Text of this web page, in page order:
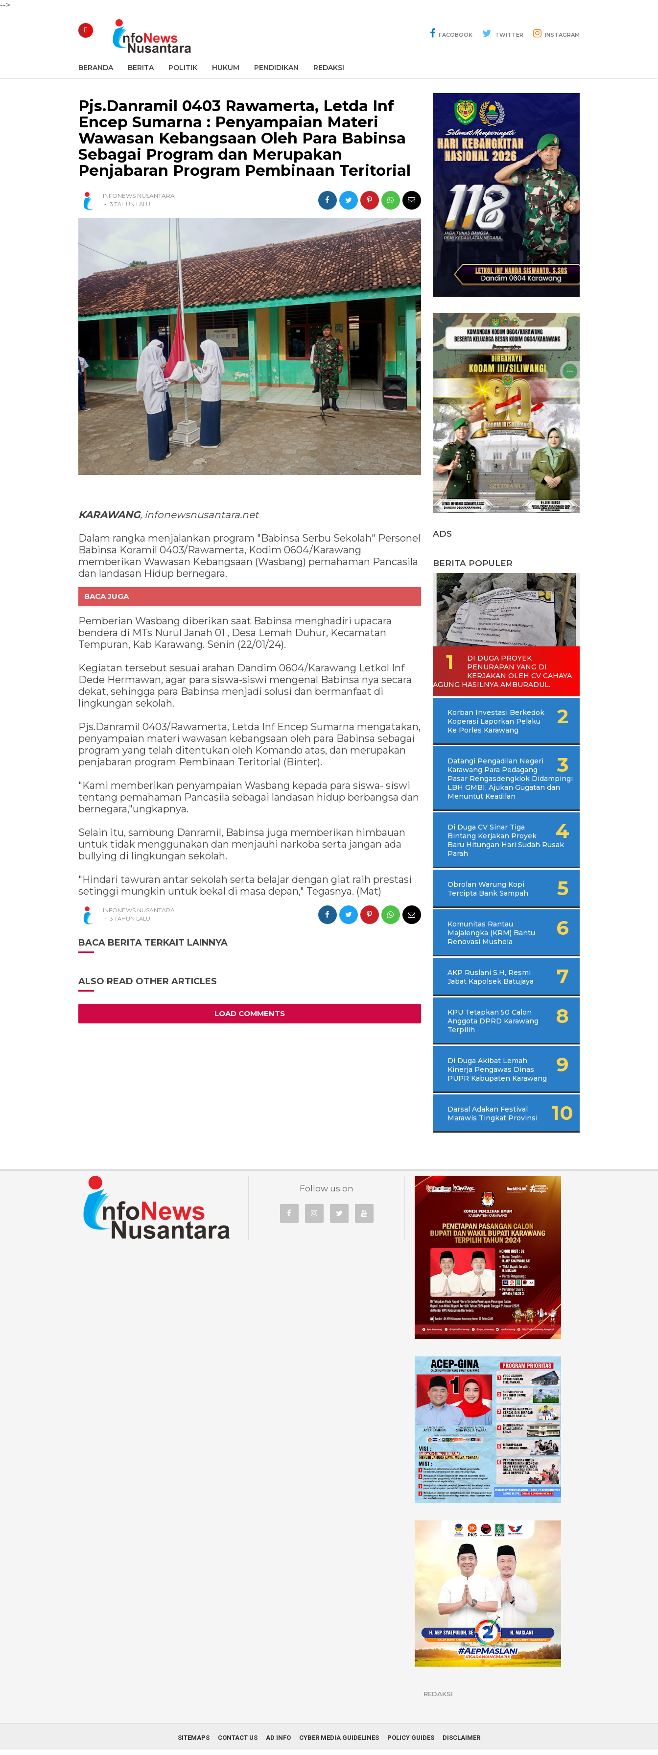
-->
FACOBOOK TWITTER INSTAGRAM
BERANDA BERITA POLITIK HUKUM PENDIDIKAN REDAKSI
Pjs.Danramil 0403 Rawamerta, Letda Inf
Encep Sumarna : Penyampaian Materi
Wawasan Kebangsaan Oleh Para Babinsa
Sebagai Program dan Merupakan
Penjabaran Program Pembinaan Teritorial
INFONEWS NUSANTARA
- 3 TAHUN LALU
KARAWANG, infonewsnusantara.net
Dalam rangka menjalankan program "Babinsa Serbu Sekolah" Personel
Babinsa Koramil 0403/Rawamerta, Kodim 0604/Karawang
memberikan Wawasan Kebangsaan (Wasbang) pemahaman Pancasila
dan landasan Hidup bernegara.
BACA JUGA
Pemberian Wasbang diberikan saat Babinsa menghadiri upacara
bendera di MTs Nurul Janah 01 , Desa Lemah Duhur, Kecamatan
Tempuran, Kab Karawang. Senin (22/01/24).
Kegiatan tersebut sesuai arahan Dandim 0604/Karawang Letkol Inf
Dede Hermawan, agar para siswa-siswi mengenal Babinsa nya secara
dekat, sehingga para Babinsa menjadi solusi dan bermanfaat di
lingkungan sekolah.
Pjs.Danramil 0403/Rawamerta, Letda Inf Encep Sumarna mengatakan,
penyampaian materi wawasan kebangsaan oleh para Babinsa sebagai
program yang telah ditentukan oleh Komando atas, dan merupakan
penjabaran program Pembinaan Teritorial (Binter).
"Kami memberikan penyampaian Wasbang kepada para siswa- siswi
tentang pemahaman Pancasila sebagai landasan hidup berbangsa dan
bernegara,"ungkapnya.
Selain itu, sambung Danramil, Babinsa juga memberikan himbauan
untuk tidak menggunakan dan menjauhi narkoba serta jangan ada
bullying di lingkungan sekolah.
"Hindari tawuran antar sekolah serta belajar dengan giat raih prestasi
setinggi mungkin untuk bekal di masa depan," Tegasnya. (Mat)
INFONEWS NUSANTARA
- 3 TAHUN LALU
BACA BERITA TERKAIT LAINNYA
ALSO READ OTHER ARTICLES
LOAD COMMENTS
ADS
BERITA POPULER
DI DUGA PROYEK
PENURAPAN YANG DI
KERJAKAN OLEH CV CAHAYA
AGUNG HASILNYA AMBURADUL.
Korban Investasi Berkedok
Koperasi Laporkan Pelaku
Ke Porles Karawang
Datangi Pengadilan Negeri
Karawang Para Pedagang
Pasar Rengasdengklok Didampingi
LBH GMBI, Ajukan Gugatan dan
Menuntut Keadilan
Di Duga CV Sinar Tiga
Bintang Kerjakan Proyek
Baru Hitungan Hari Sudah Rusak
Parah
Obrolan Warung Kopi
Tercipta Bank Sampah
Komunitas Rantau
Majalengka (KRM) Bantu
Renovasi Mushola
AKP Ruslani S.H, Resmi
Jabat Kapolsek Batujaya
KPU Tetapkan 50 Calon
Anggota DPRD Karawang
Terpilih
Di Duga Akibat Lemah
Kinerja Pengawas Dinas
PUPR Kabupaten Karawang
Darsal Adakan Festival
Marawis Tingkat Provinsi
Follow us on
REDAKSI
SITEMAPS CONTACT US AD INFO CYBER MEDIA GUIDELINES POLICY GUIDES DISCLAIMER